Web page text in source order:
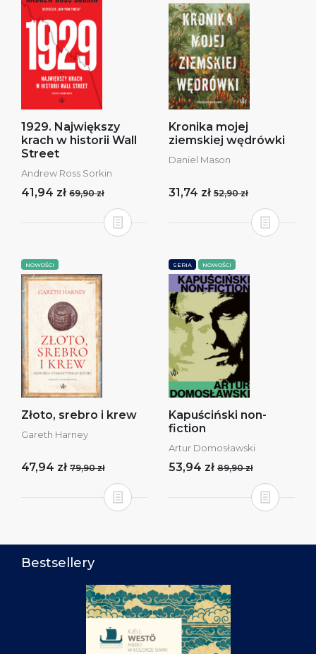
1929. Największy
krach w historii Wall
Street
Andrew Ross Sorkin
41,94 zł 69,90 zł
Kronika mojej
ziemskiej wędrówki
Daniel Mason
31,74 zł 52,90 zł
NOWOŚCI
Złoto, srebro i krew
Gareth Harney
47,94 zł 79,90 zł
SERIA NOWOŚCI
Kapuściński non-
fiction
Artur Domosławski
53,94 zł 89,90 zł
Bestsellery